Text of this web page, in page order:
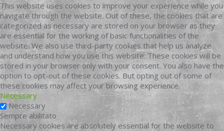
This website uses cookies to improve your experience while you
navigate through the website. Out of these, the cookies that are
categorized as necessary are stored on your browser as they
are essential for the working of basic functionalities of the
website. We also use third-party cookies that help us analyze
and understand how you use this website. These cookies will be
stored in your browser only with your consent. You also have the
option to opt-out of these cookies. But opting out of some of
these cookies may affect your browsing experience.
Necessary
Necessary
Sempre abilitato
Necessary cookies are absolutely essential for the website to